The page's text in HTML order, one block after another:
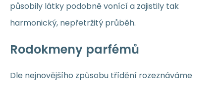
působily látky podobně vonící a zajistily tak
harmonický, nepřetržitý průběh.
Rodokmeny parfémů
Dle nejnovějšího způsobu třídění rozeznáváme